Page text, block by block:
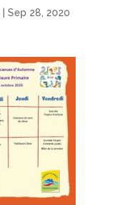
|Sep 28, 2020